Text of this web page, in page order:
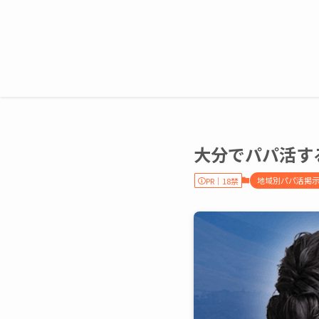
大分でパパ活
PR｜18禁 地域別パパ活掲